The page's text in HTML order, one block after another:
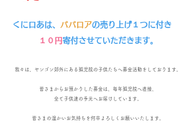
くにロあは、 ババロアの売り上げ１つに付き
​１０円寄付させていただきます。
我々は、ヤンゴン郊外にある孤児院の子供たちへ募金活動をしております。
皆さまからお預かりした募金は、毎年孤児院へ直接、
全て子供達の手元へお届けしています。
皆さまの温かいお気持ちを何卒よろしくお願いいたします。